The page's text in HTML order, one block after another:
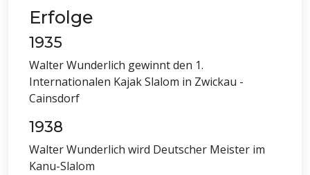
Erfolge
1935
Walter Wunderlich gewinnt den 1.
Internationalen Kajak Slalom in Zwickau -
Cainsdorf
1938
Walter Wunderlich wird Deutscher Meister im
Kanu-Slalom